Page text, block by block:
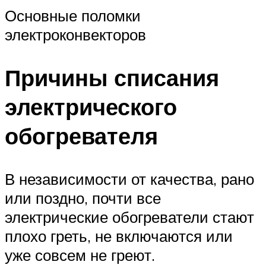
Основные поломки
электроконвекторов
Причины списания
электрического
обогревателя
В независимости от качества, рано
или поздно, почти все
электрические обогреватели стают
плохо греть, не включаются или
уже совсем не греют.